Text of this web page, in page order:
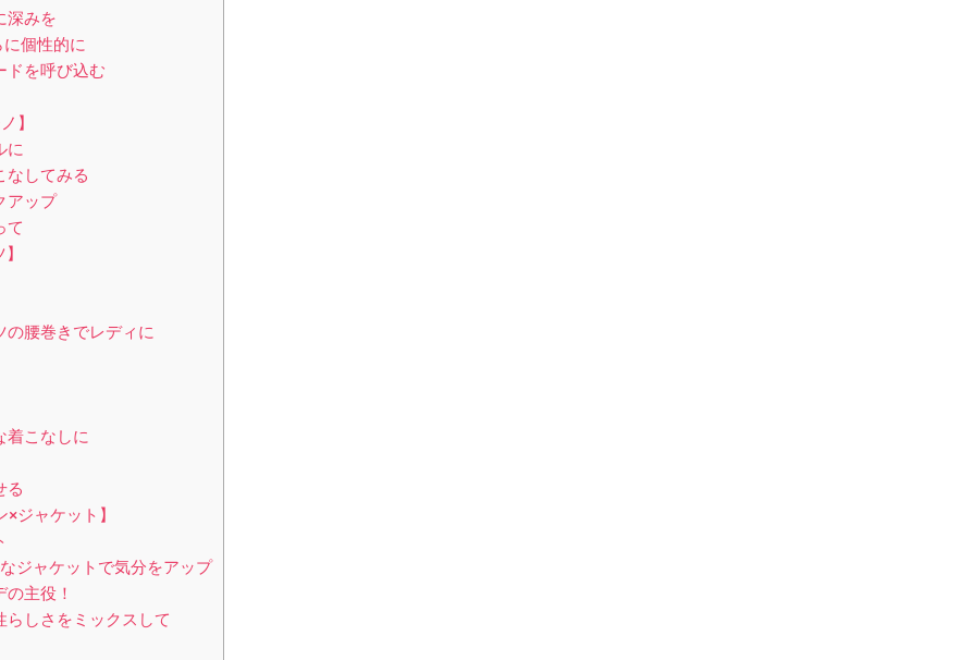
深みを
個性的に
ドを呼び込む
】
に
なしてみる
アップ
て
腰巻きでレディに
着こなしに
る
ジャケット】
ジャケットで気分をアップ
主役！
しさをミックスして